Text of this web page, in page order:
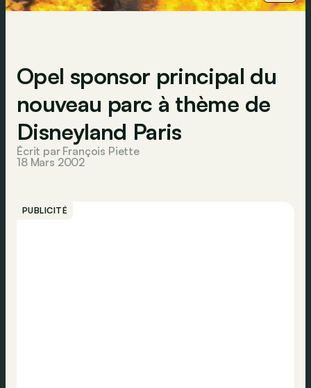
Opel sponsor principal du
nouveau parc à thème de
Disneyland Paris
Écrit par François Piette
18 Mars 2002
PUBLICITÉ